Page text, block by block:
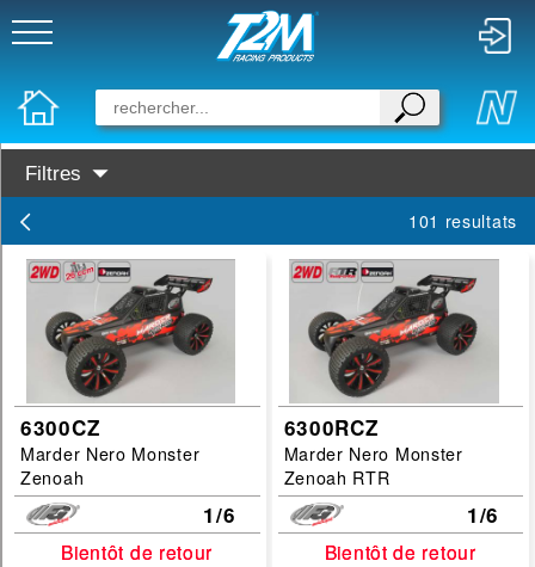
Filtres
Piste-F1
Buggy TT
Truck Truggy
Grosses roues
Disponibilité :
En Stock
Prochainement dispo
Marques :
101 resultats
6300CZ
Marder Nero Monster
Zenoah
1/6
Bientôt de retour
Bientôt de retour
6300RCZ
Marder Nero Monster
Zenoah RTR
1/6
Bientôt de retour
Bientôt de retour